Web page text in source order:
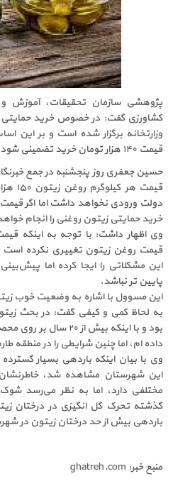
پژوهشی سازمان تحقیقات، آموزش
کشاورزی گفت: در خصوص خرید
وزارتخانه برگزار شده است و بر
قیمت ۱۴۰ هزار تومان خرید تضمینی شود
حسین جعفری روز پنجشنبه در جمع
قیمت
دولت ورودی نخواهد داشت اما اگر
خرید حمایتی زیتون روغنی را انجام
وی اظهار داشت: با توجه به اینکه
قیمت روغن زیتون تغییری نکرده است
این مشکلاتی را ایجا کرده اما
پایین تر نباشد.
این مسوول با اشاره به وضعیت خوب
به لحاظ کمی و کیفی گفت: در بحث
بود و با اینکه بیش از
داده ام، اما چنین شرایطی را در منطقه
وی با بیان اینکه باردهی بسیار
این شهرستان مشاهده شد،
مختلفی دارد، اما به نظر می‌رسد
گذشته تحرک گل انگیزی در درختان
باردهی بیش از حد درختان زیتون در
منبع خبر: ghatreh.com